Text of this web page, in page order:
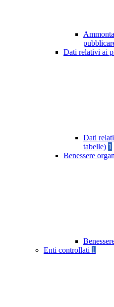
Dati relativi ai
Dati
tabelle) 1
Benessere
Enti controllati 1